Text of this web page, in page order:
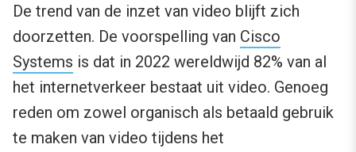
De trend van de inzet van video blijft zich
doorzetten. De voorspelling van Cisco
Systems is dat in 2022 wereldwijd 82% van al
het internetverkeer bestaat uit video. Genoeg
reden om zowel organisch als betaald gebruik
te maken van video tijdens het